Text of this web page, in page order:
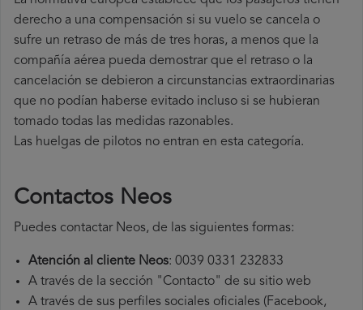
derecho a una compensación si su vuelo se cancela o
sufre un retraso de más de tres horas, a menos que la
compañía aérea pueda demostrar que el retraso o la
cancelación se debieron a circunstancias extraordinarias
que no podían haberse evitado incluso si se hubieran
tomado todas las medidas razonables.
Las huelgas de pilotos no entran en esta categoría.
Contactos Neos
Puedes contactar Neos, de las siguientes formas:
Atención al cliente Neos: 0039 0331 232833
A través de la sección "Contacto" de su sitio web
A través de sus perfiles sociales oficiales (Facebook,